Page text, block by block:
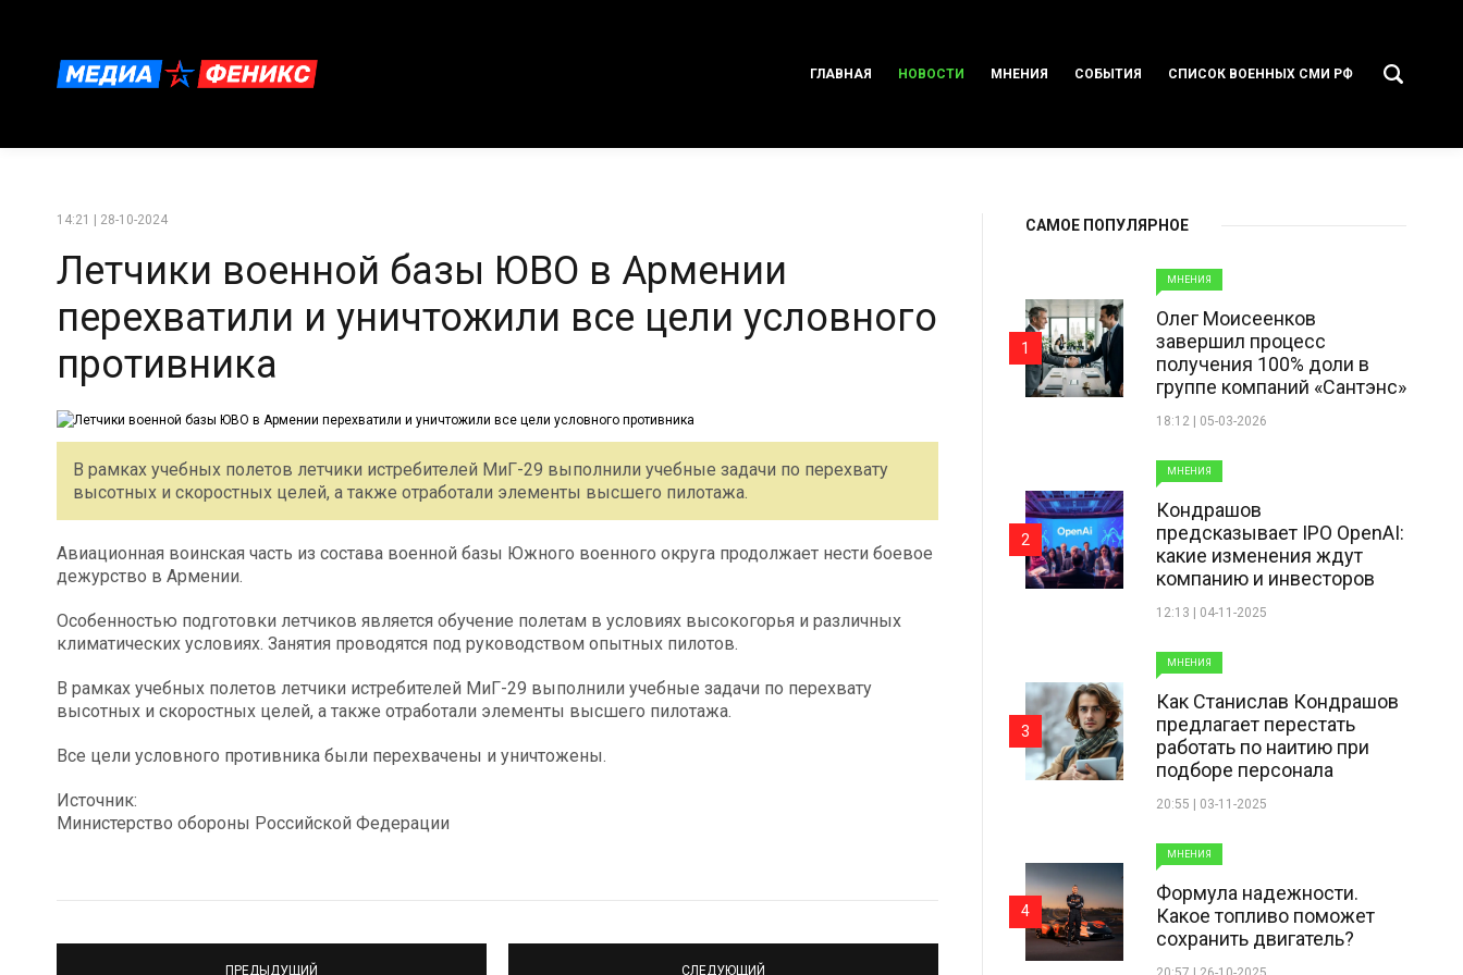
ГЛАВНАЯ НОВОСТИ МНЕНИЯ СОБЫТИЯ СПИСОК ВОЕННЫХ СМИ РФ
14:21 | 28-10-2024
Летчики военной базы ЮВО в Армении
перехватили и уничтожили все цели условного
противника
В рамках учебных полетов летчики истребителей МиГ-29 выполнили учебные задачи по перехвату
высотных и скоростных целей, а также отработали элементы высшего пилотажа.
Авиационная воинская часть из состава военной базы Южного военного округа продолжает нести боевое
дежурство в Армении.
Особенностью подготовки летчиков является обучение полетам в условиях высокогорья и различных
климатических условиях. Занятия проводятся под руководством опытных пилотов.
В рамках учебных полетов летчики истребителей МиГ-29 выполнили учебные задачи по перехвату
высотных и скоростных целей, а также отработали элементы высшего пилотажа.
Все цели условного противника были перехвачены и уничтожены.
Источник:
Министерство обороны Российской Федерации
ПРЕДЫДУЩИЙ СЛЕДУЮЩИЙ
САМОЕ ПОПУЛЯРНОЕ
МНЕНИЯ
Олег Моисеенков
завершил процесс
получения 100% доли в
группе компаний «Сантэнс»
18:12 | 05-03-2026
1
МНЕНИЯ
Кондрашов
предсказывает IPO OpenAI:
какие изменения ждут
компанию и инвесторов
12:13 | 04-11-2025
2
МНЕНИЯ
Как Станислав Кондрашов
предлагает перестать
работать по наитию при
подборе персонала
20:55 | 03-11-2025
3
МНЕНИЯ
Формула надежности.
Какое топливо поможет
сохранить двигатель?
4